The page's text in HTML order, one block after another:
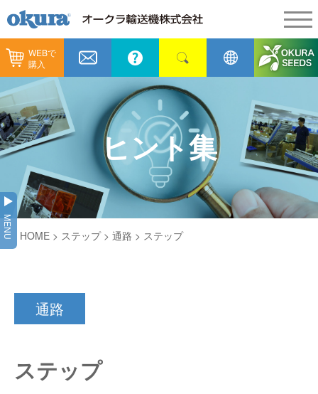
WEBで
購入
製品情報
製品情報
コンベヤ機器
コンベヤ機器を探す
用途から探す
コンベヤ機器の技術情報
GTPシステム
ピッキングシステム
納入事例
納入事例
全業種
製造
物流
通販
メンテナンス
カタログ／CAD
会社情報
会社情報
企業理念
事業所一覧
採用情報
オークラミュージアム
ヒント集
MENU HOME > ステップ > 通路 > ステップ
通路
ステップ